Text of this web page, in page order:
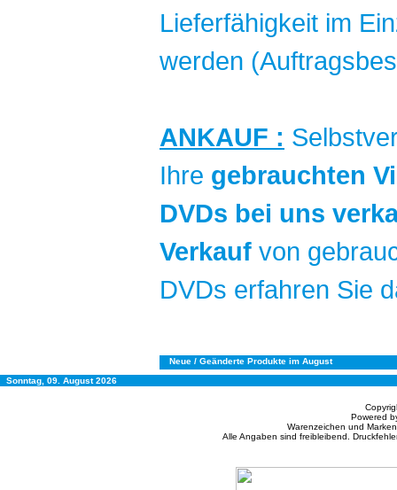
Lieferfähigkeit im
werden
ANKAUF :
Ihre gebrauchten
DVDs bei uns
Verkauf von
DVDs erfahren Sie
Neue / Geänderte Produkte im August
Sonntag, 09. August 2026
Powered
Warenzeichen und
Alle Angaben sind freibleibend.